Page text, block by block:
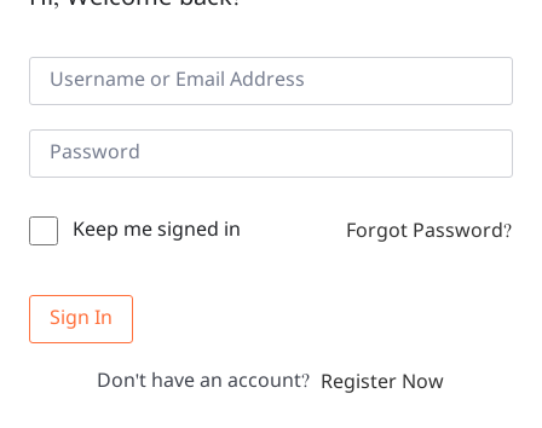
Keep me signed in Forgot Password?
Sign In
Don't have an account? Register Now